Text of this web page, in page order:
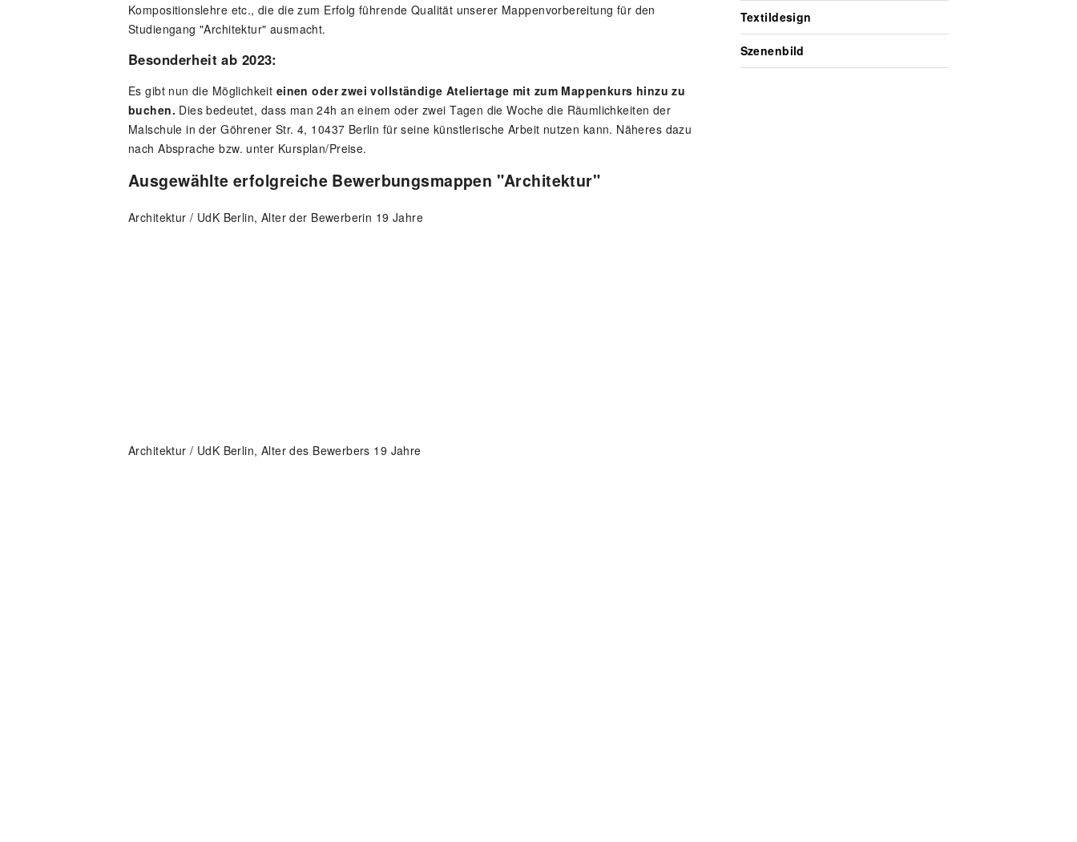
Kompositionslehre etc., die die zum Erfolg führende Qualität unserer Mappenvorbereitung für den
Studiengang "Architektur" ausmacht.
Besonderheit ab 2023:
Es gibt nun die Möglichkeit einen oder zwei vollständige Ateliertage mit zum Mappenkurs hinzu zu
buchen. Dies bedeutet, dass man 24h an einem oder zwei Tagen die Woche die Räumlichkeiten der
Malschule in der Göhrener Str. 4, 10437 Berlin für seine künstlerische Arbeit nutzen kann. Näheres dazu
nach Absprache bzw. unter Kursplan/Preise.
Ausgewählte erfolgreiche Bewerbungsmappen "Architektur"
Architektur / UdK Berlin, Alter der Bewerberin 19 Jahre
Architektur / UdK Berlin, Alter des Bewerbers 19 Jahre
Textildesign
Szenenbild